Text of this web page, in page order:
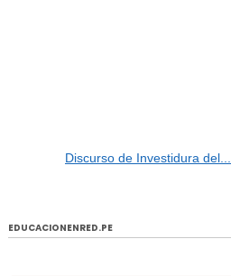
Discurso de Investidura del...
EDUCACIONENRED.PE